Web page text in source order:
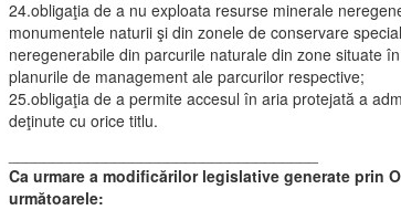
24.obligaţia de a nu exploata resurse minerale
monumentele naturii şi din zonele de conservare
neregenerabile din parcurile naturale din zone situate
planurile de management ale parcurilor respective;
25.obligaţia de a permite accesul în aria protejată a
deţinute cu orice titlu.
Ca urmare a modificărilor legislative generate prin
următoarele: